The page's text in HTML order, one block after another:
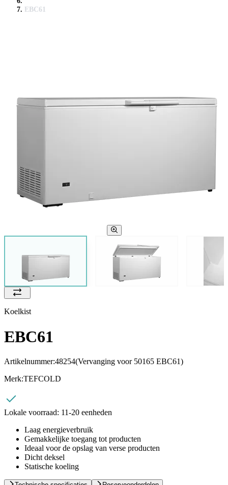
EBC61
Koelkist
EBC61
Artikelnummer:48254(Vervanging voor 50165 EBC61)
Merk:TEFCOLD
Lokale voorraad: 11-20 eenheden
Laag energieverbruik
Gemakkelijke toegang tot producten
Ideaal voor de opslag van verse producten
Dicht deksel
Statische koeling